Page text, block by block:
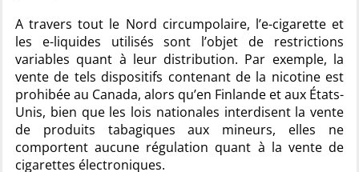
A travers tout le Nord circumpolaire, l’e-cigarette et
les e-liquides utilisés sont l’objet de restrictions
variables quant à leur distribution. Par exemple, la
vente de tels dispositifs contenant de la nicotine est
prohibée au Canada, alors qu’en Finlande et aux États-
Unis, bien que les lois nationales interdisent la vente
de produits tabagiques aux mineurs, elles ne
comportent aucune régulation quant à la vente de
cigarettes électroniques.